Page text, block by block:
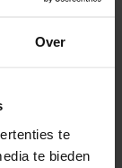
Over
te
te bieden
nog